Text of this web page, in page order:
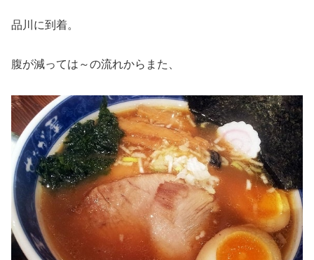
品川に到着。
腹が減っては～の流れからまた、